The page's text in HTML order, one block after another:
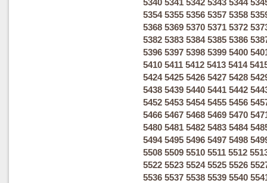
5340 5341 5342 5343 5344
5354 5355 5356 5357 5358
5368 5369 5370 5371 5372
5382 5383 5384 5385 5386
5396 5397 5398 5399 5400
5410 5411 5412 5413 5414
5424 5425 5426 5427 5428
5438 5439 5440 5441 5442
5452 5453 5454 5455 5456
5466 5467 5468 5469 5470
5480 5481 5482 5483 5484
5494 5495 5496 5497 5498
5508 5509 5510 5511 5512
5522 5523 5524 5525 5526
5536 5537 5538 5539 5540